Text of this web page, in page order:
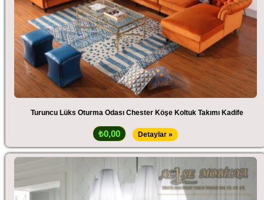
Turuncu Lüks Oturma Odası Chester Köşe Koltuk Takımı Kadife
₺0,00 Detaylar »